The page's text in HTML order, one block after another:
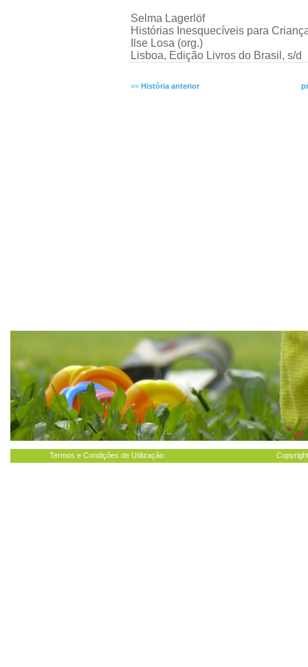
Selma Lagerlöf
Histórias Inesquecíveis para
Ilse Losa (org.)
Lisboa, Edição Livros do Brasil, s/d
<< História anterior
Termos e Condições de Utilização